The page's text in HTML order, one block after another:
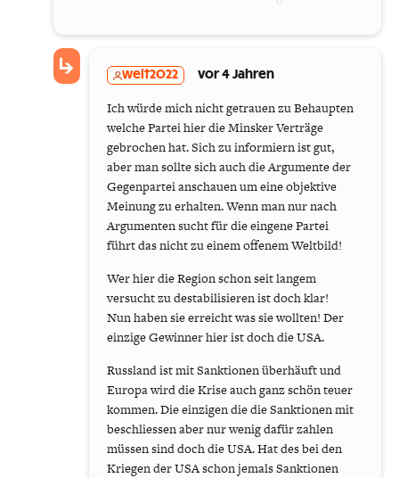
welt2022 vor 4 Jahren
Ich würde mich nicht getrauen zu Behaupten
welche Partei hier die Minsker Verträge
gebrochen hat. Sich zu informiern ist gut,
aber man sollte sich auch die Argumente der
Gegenpartei anschauen um eine objektive
Meinung zu erhalten. Wenn man nur nach
Argumenten sucht für die eingene Partei
führt das nicht zu einem offenem Weltbild!
Wer hier die Region schon seit langem
versucht zu destabilisieren ist doch klar!
Nun haben sie erreicht was sie wollten! Der
einzige Gewinner hier ist doch die USA.
Russland ist mit Sanktionen überhäuft und
Europa wird die Krise auch ganz schön teuer
kommen. Die einzigen die die Sanktionen mit
beschliessen aber nur wenig dafür zahlen
müssen sind doch die USA. Hat des bei den
Kriegen der USA schon jemals Sanktionen